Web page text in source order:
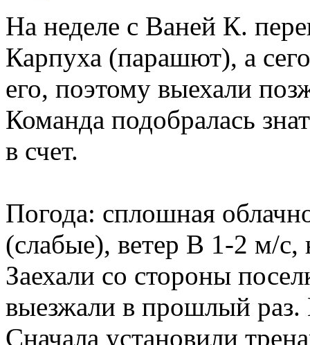
На неделе с Ваней К.
Карпуха (парашют), а
его, поэтому выехали
Команда подобралась
в счет.
Погода: сплошная
(слабые), ветер В 1-2 м/
Заехали со стороны
выезжали в прошлый раз.
Сначала установили